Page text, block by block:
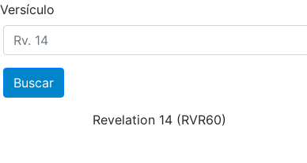
Versículo
Buscar
Revelation 14 (RVR60)